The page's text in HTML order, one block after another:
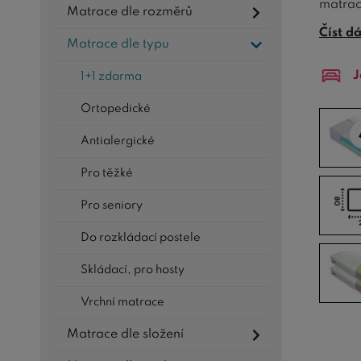
TIP: V
Mezi
Číst
Matrace dle rozměrů
Matrace dle typu
1+1 zdarma
Ortopedické
Antialergické
Pro těžké
Pro seniory
Do rozkládací postele
Skládací, pro hosty
Vrchní matrace
Matrace dle složení